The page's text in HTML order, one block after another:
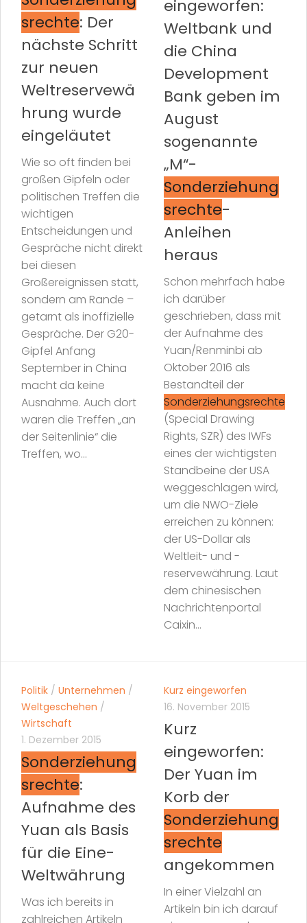
srechte: Der
nächste Schritt
zur neuen
Weltreservewä
hrung wurde
eingeläutet
Wie so oft finden bei
großen Gipfeln oder
politischen Treffen die
wichtigen
Entscheidungen und
Gespräche nicht direkt
bei diesen
Großereignissen statt,
sondern am Rande –
getarnt als inoffizielle
Gespräche. Der G20-
Gipfel Anfang
September in China
macht da keine
Ausnahme. Auch dort
waren die Treffen „an
der Seitenlinie“ die
Treffen, wo...
eingeworfen:
Weltbank und
die China
Development
Bank geben im
August
sogenannte
„M“-
Sonderziehung
srechte-
Anleihen
heraus
Schon mehrfach habe
ich darüber
geschrieben, dass mit
der Aufnahme des
Yuan/Renminbi ab
Oktober 2016 als
Bestandteil der
Sonderziehungsrechte
(Special Drawing
Rights, SZR) des IWFs
eines der wichtigsten
Standbeine der USA
weggeschlagen wird,
um die NWO-Ziele
erreichen zu können:
der US-Dollar als
Weltleit- und -
reservewährung. Laut
dem chinesischen
Nachrichtenportal
Caixin...
Politik / Unternehmen /
Weltgeschehen /
Wirtschaft
1. Dezember 2015
Sonderziehung
srechte:
Aufnahme des
Yuan als Basis
für die Eine-
Weltwährung
Was ich bereits in
zahlreichen Artikeln
Kurz eingeworfen
16. November 2015
Kurz
eingeworfen:
Der Yuan im
Korb der
Sonderziehung
srechte
angekommen
In einer Vielzahl an
Artikeln bin ich darauf